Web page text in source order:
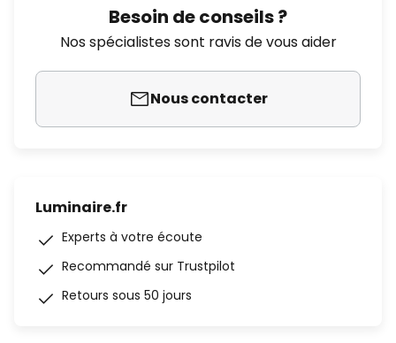
Besoin de conseils ?
Nos spécialistes sont ravis de vous aider
Nous contacter
Luminaire.fr
Experts à votre écoute
Recommandé sur Trustpilot
Retours sous 50 jours